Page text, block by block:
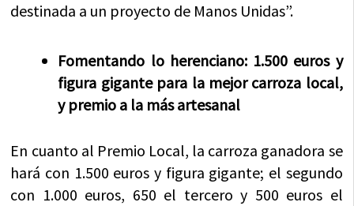
destinada a un proyecto de Manos Unidas”.
Fomentando lo herenciano: 1.500 euros y
figura gigante para la mejor carroza local,
y premio a la más artesanal
En cuanto al Premio Local, la carroza ganadora se
hará con 1.500 euros y figura gigante; el segundo
con 1.000 euros, 650 el tercero y 500 euros el